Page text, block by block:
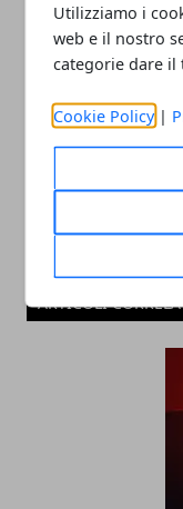
Utilizziamo i
web e il nostro
categorie dare il
Cookie Policy |
ARTICOLI